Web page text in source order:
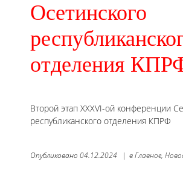
Осетинского
отделения
Второй этап XXXVI-ой конференции
республиканского отделения КПРФ
Опубликовано 04.12.2024 | вГлавное,